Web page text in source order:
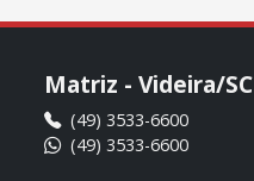
Matriz - Videira/SC
(49) 3533-6600
(49) 3533-6600